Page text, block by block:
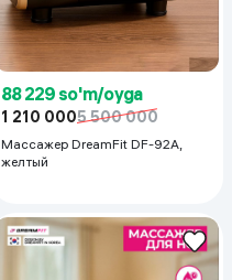
88 229 so'm/oyga
1 210 0005 500 000
Массажер DreamFit DF-92A,
желтый